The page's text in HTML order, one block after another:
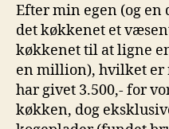
Efter min egen (og
det køkkenet et
køkkenet til at ligne
en million), hvilket er
har givet 3.500,- for
køkken, dog